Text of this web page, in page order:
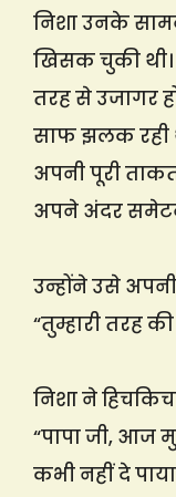
निशा उनके
खिसक चुकी
तरह से उजागर
साफ झलक रही
अपनी पूरी
अपने अंदर
उन्होंने उसे
“तुम्हारी तरह
निशा ने
“पापा जी, आज
कभी नहीं दे